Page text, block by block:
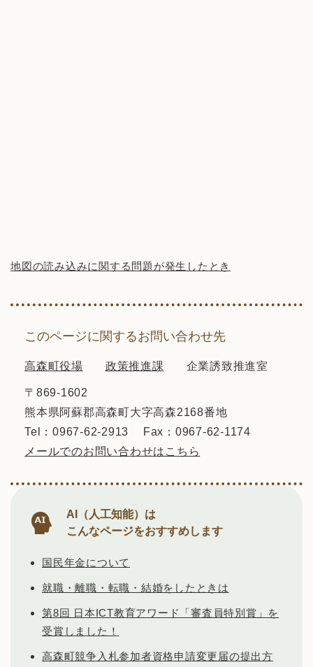
地図の読み込みに関する問題が発生したとき
このページに関するお問い合わせ先
高森町役場 政策推進課 企業誘致推進室
〒869-1602
熊本県阿蘇郡高森町大字高森2168番地
Tel：0967-62-2913
Fax：0967-62-1174
メールでのお問い合わせはこちら
AI（人工知能）は
こんなページをおすすめします
国民年金について
就職・離職・転職・結婚をしたときは
第8回 日本ICT教育アワード「審査員特別賞」を
受賞しました！
高森町競争入札参加者資格申請変更届の提出方